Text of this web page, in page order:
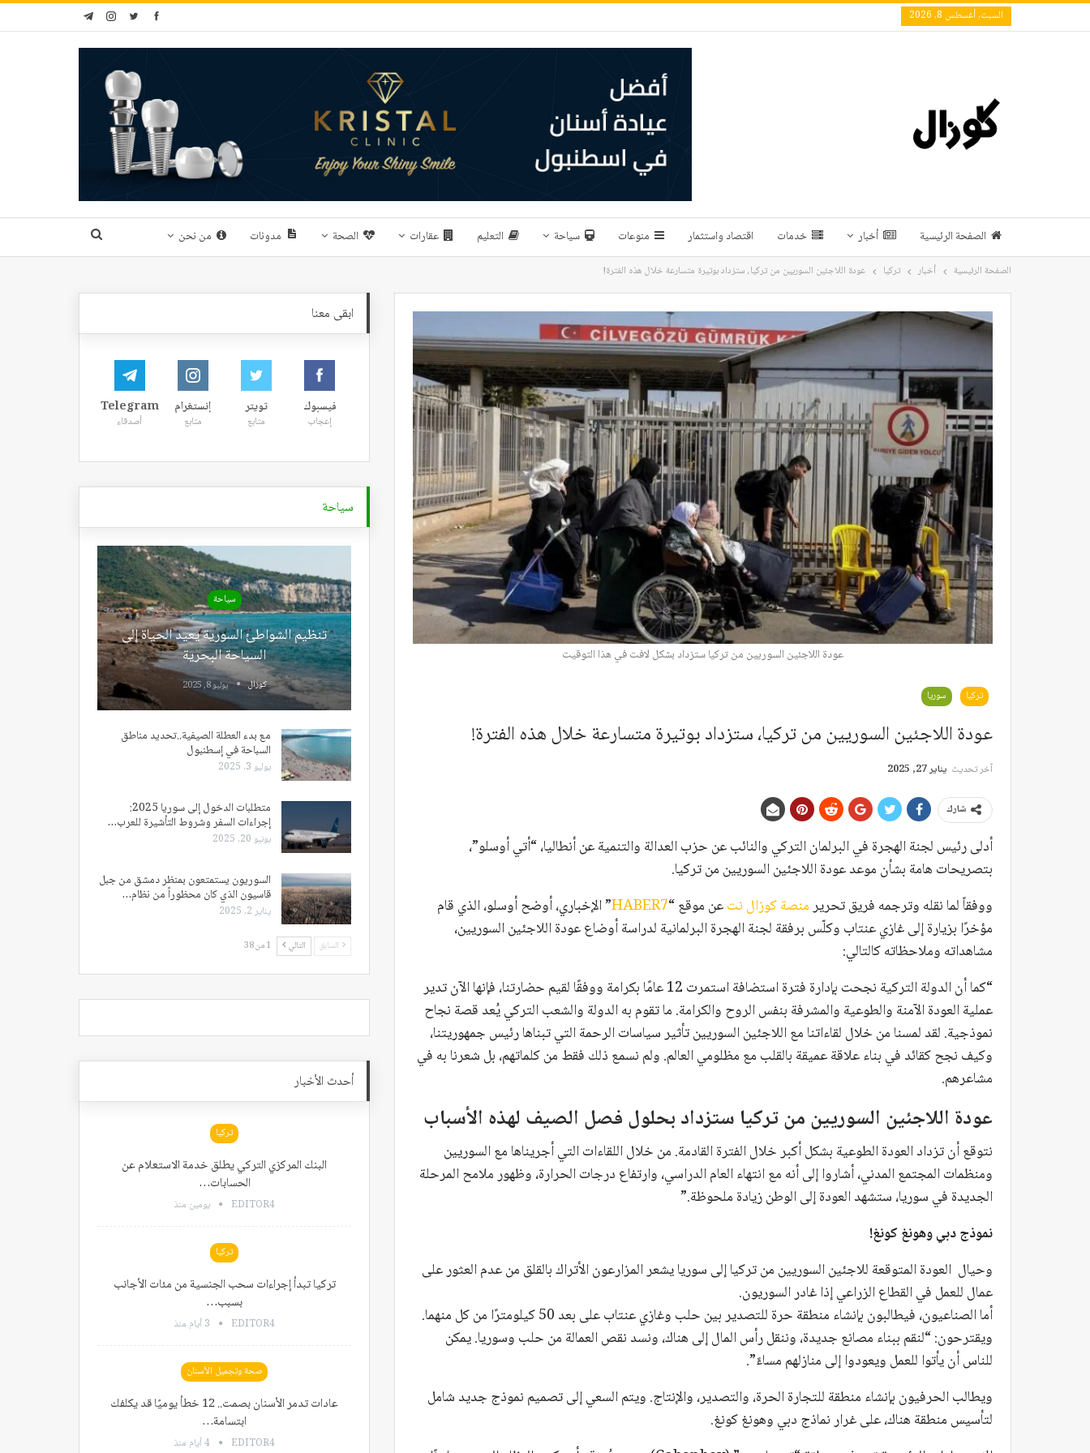
السبت, أغسطس 8, 2026
الصفحة الرئيسية أخبار خدمات اقتصاد واستثمار منوعات سياحة التعليم عقارات الصحة مدونات من نحن
الصفحة الرئيسية أخبار تركيا عودة اللاجئين السوريين من تركيا، ستزداد بوتيرة متسارعة خلال هذه الفترة!
عودة اللاجئين السوريين من تركيا ستزداد بشكل لافت في هذا التوقيت
تركيا سوريا
عودة اللاجئين السوريين من تركيا، ستزداد بوتيرة متسارعة خلال هذه الفترة!
آخر تحديث يناير 27, 2025
شارك
أدلى رئيس لجنة الهجرة في البرلمان التركي والنائب عن حزب العدالة والتنمية عن أنطاليا، “أتي أوسلو”،
بتصريحات هامة بشأن موعد عودة اللاجئين السوريين من تركيا.
ووفقاً لما نقله وترجمه فريق تحريرمنصة كوزال نتعن موقع “HABER7” الإخباري، أوضح أوسلو، الذي قام
مؤخرًا بزيارة إلى غازي عنتاب وكلّس برفقة لجنة الهجرة البرلمانية لدراسة أوضاع عودة اللاجئين السوريين،
مشاهداته وملاحظاته كالتالي:
“كما أن الدولة التركية نجحت بإدارة فترة استضافة استمرت 12 عامًا بكرامة ووفقًا لقيم حضارتنا، فإنها الآن تدير
عملية العودة الآمنة والطوعية والمشرفة بنفس الروح والكرامة. ما تقوم به الدولة والشعب التركي يُعد قصة نجاح
نموذجية. لقد لمسنا من خلال لقاءاتنا مع اللاجئين السوريين تأثير سياسات الرحمة التي تبناها رئيس جمهوريتنا،
وكيف نجح كقائد في بناء علاقة عميقة بالقلب مع مظلومي العالم. ولم نسمع ذلك فقط من كلماتهم، بل شعرنا به في
مشاعرهم.
عودة اللاجئين السوريين من تركيا ستزداد بحلول فصل الصيف لهذه الأسباب
نتوقع أن تزداد العودة الطوعية بشكل أكبر خلال الفترة القادمة. من خلال اللقاءات التي أجريناها مع السوريين
ومنظمات المجتمع المدني، أشاروا إلى أنه مع انتهاء العام الدراسي، وارتفاع درجات الحرارة، وظهور ملامح المرحلة
الجديدة في سوريا، ستشهد العودة إلى الوطن زيادة ملحوظة.”
نموذج دبي وهونغ كونغ!
وحيال العودة المتوقعة للاجئين السوريين من تركيا إلى سوريا يشعر المزارعون الأتراك بالقلق من عدم العثور على
عمال للعمل في القطاع الزراعي إذا غادر السوريون.
أما الصناعيون، فيطالبون بإنشاء منطقة حرة للتصدير بين حلب وغازي عنتاب على بعد 50 كيلومترًا من كل منهما.
ويقترحون: “لنقم ببناء مصانع جديدة، وننقل رأس المال إلى هناك، ونسد نقص العمالة من حلب وسوريا. يمكن
للناس أن يأتوا للعمل ويعودوا إلى منازلهم مساءً”.
ويطالب الحرفيون بإنشاء منطقة للتجارة الحرة، والتصدير، والإنتاج. ويتم السعي إلى تصميم نموذج جديد شامل
لتأسيس منطقة هناك، على غرار نماذج دبي وهونغ كونغ.
ابقى معنا
فيسبوك
إعجاب
تويتر
متابع
إنستغرام
متابع
Telegram
أصدقاء
سياحة
سياحة
تنظيم الشواطئ السورية يعيد الحياة إلى
السياحة البحرية
كوزال يوليو 8, 2025
مع بدء العطلة الصيفية..تحديد مناطق
السباحة في إسطنبول
يوليو 3, 2025
متطلبات الدخول إلى سوريا 2025:
إجراءات السفر وشروط التأشيرة للعرب…
يونيو 20, 2025
السوريون يستمتعون بمنظر دمشق من جبل
قاسيون الذي كان محظوراً من نظام…
يناير 2, 2025
السابق التالي 1 من 38
أحدث الأخبار
تركيا
البنك المركزي التركي يطلق خدمة الاستعلام عن
الحسابات…
EDITOR4 يومين منذ
تركيا
تركيا تبدأ إجراءات سحب الجنسية من مئات الأجانب
بسبب…
EDITOR4 3 أيام منذ
صحة وتجميل الأسنان
عادات تدمر الأسنان بصمت.. 12 خطأ يوميًا قد يكلفك
ابتسامة…
EDITOR4 4 أيام منذ